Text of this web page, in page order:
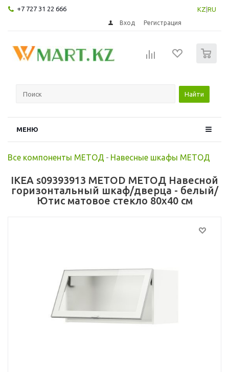
+7 727 31 22 666 KZ RU
Вход Регистрация
Найти
МЕНЮ
Все компоненты МЕТОД - Навесные шкафы МЕТОД
IKEA s09393913 METOD МЕТОД Навесной
горизонтальный шкаф/дверца - белый/
Ютис матовое стекло 80x40 см